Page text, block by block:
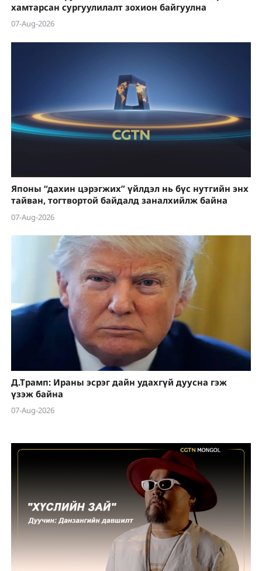
хамтарсан сургуулилалт зохион байгуулна
07-Aug-2026
Японы “дахин цэрэгжих” үйлдэл нь бүс нутгийн энх
тайван, тогтвортой байдалд заналхийлж байна
07-Aug-2026
Д.Трамп: Ираны эсрэг дайн удахгүй дуусна гэж
үзэж байна
07-Aug-2026